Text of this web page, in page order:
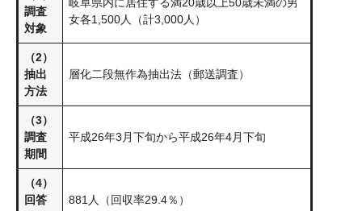
調査
対象
岐阜県内に居住する満20歳以上50歳未満の男
女各1,500人（計3,000人）
（2）
抽出
方法
層化二段無作為抽出法（郵送調査）
（3）
調査
期間
平成26年3月下旬から平成26年4月下旬
（4）
回答
881人（回収率29.4％）